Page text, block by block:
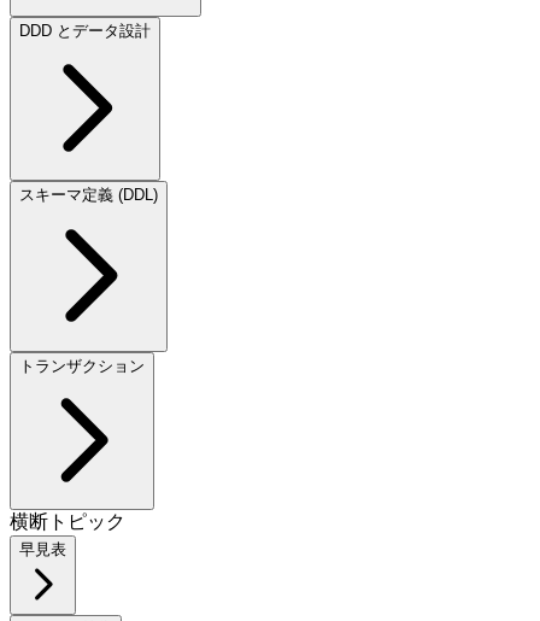
DDD とデータ設計
スキーマ定義 (DDL)
トランザクション
横断トピック
早見表